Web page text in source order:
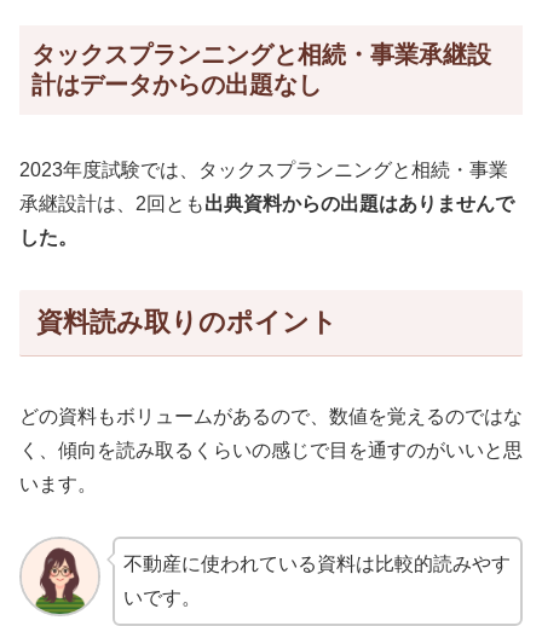
タックスプランニングと相続・事業承継設
計はデータからの出題なし
2023年度試験では、タックスプランニングと相続・事業
承継設計は、2回とも出典資料からの出題はありませんで
した。
資料読み取りのポイント
どの資料もボリュームがあるので、数値を覚えるのではな
く、傾向を読み取るくらいの感じで目を通すのがいいと思
います。
不動産に使われている資料は比較的読みやす
いです。